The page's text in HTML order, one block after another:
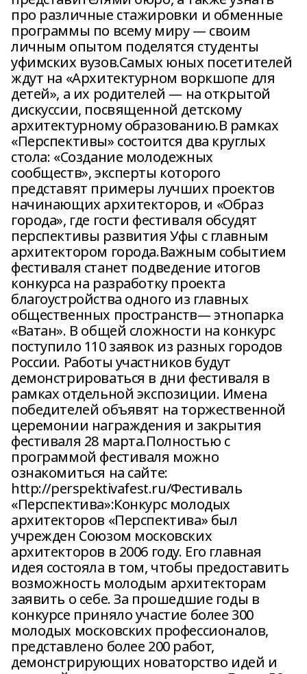
про различные стажировки и обменные
программы по всему миру — своим
личным опытом поделятся студенты
уфимских вузов.Самых юных посетителей
ждут на «Архитектурном воркшопе для
детей», а их родителей — на открытой
дискуссии, посвященной детскому
архитектурному образованию.В рамках
«Перспективы» состоится два круглых
стола: «Создание молодежных
сообществ», эксперты которого
представят примеры лучших проектов
начинающих архитекторов, и «Образ
города», где гости фестиваля обсудят
перспективы развития Уфы с главным
архитектором города.Важным событием
фестиваля станет подведение итогов
конкурса на разработку проекта
благоустройства одного из главных
общественных пространств— этнопарка
«Ватан». В общей сложности на конкурс
поступило 110 заявок из разных городов
России. Работы участников будут
демонстрироваться в дни фестиваля в
рамках отдельной экспозиции. Имена
победителей объявят на торжественной
церемонии награждения и закрытия
фестиваля 28 марта.Полностью с
программой фестиваля можно
ознакомиться на сайте:
http://perspektivafest.ru/Фестиваль
«Перспектива»:Конкурс молодых
архитекторов «Перспектива» был
учрежден Союзом московских
архитекторов в 2006 году. Его главная
идея состояла в том, чтобы предоставить
возможность молодым архитекторам
заявить о себе. За прошедшие годы в
конкурсе приняло участие более 300
молодых московских профессионалов,
представлено более 200 работ,
демонстрирующих новаторство идей и